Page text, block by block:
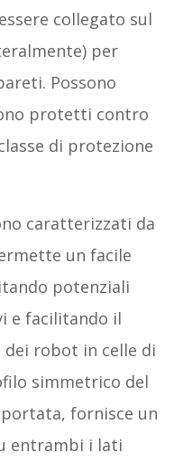
collegato sul
per
Possono
protetti contro
di protezione
caratterizzati da
un facile
potenziali
e facilitando il
robot in celle di
simmetrico del
portata, fornisce un
entrambi i lati